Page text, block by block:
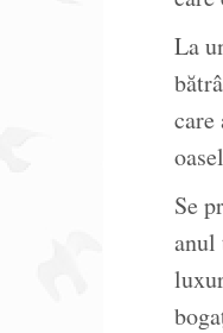
La
care
Se
anul